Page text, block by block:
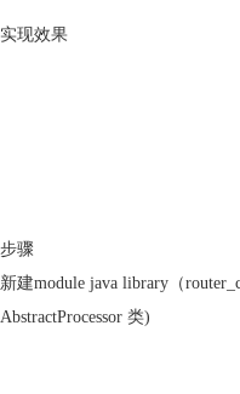
实现效果
步骤
新建module java library（
AbstractProcessor 类)